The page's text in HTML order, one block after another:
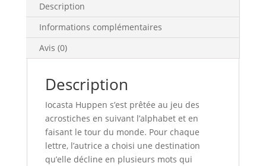
Description
Informations complémentaires
Avis (0)
Description
Iocasta Huppen s’est prêtée au jeu des
acrostiches en suivant l’alphabet et en
faisant le tour du monde. Pour chaque
lettre, l’autrice a choisi une destination
qu’elle décline en plusieurs mots qui